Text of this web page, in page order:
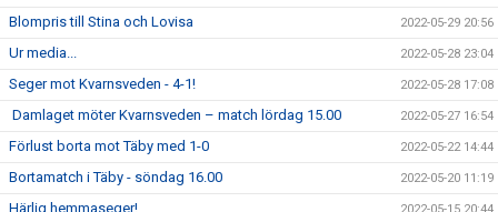
Blompris till Stina och Lovisa 2022-05-29 20:56
Ur media... 2022-05-28 23:04
Seger mot Kvarnsveden - 4-1! 2022-05-28 17:08
Damlaget möter Kvarnsveden – match lördag 15.00 2022-05-27 16:54
Förlust borta mot Täby med 1-0 2022-05-22 14:44
Bortamatch i Täby - söndag 16.00 2022-05-20 11:19
Härlig hemmaseger!